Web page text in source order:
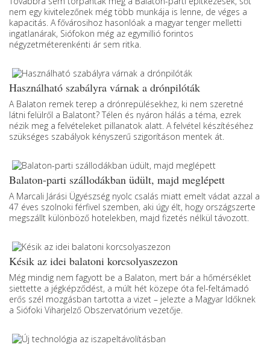
nem egy kivitelezőnek még több munkája is lenne, de véges a
kapacitás. A fővárosihoz hasonlóak a magyar tenger melletti
ingatlanárak, Siófokon még az egymillió forintos
négyzetméterenkénti ár sem ritka.
Használható szabályra várnak a drónpilóták
A Balaton remek terep a drónrepülésekhez, ki nem szeretné
látni felülről a Balatont? Télen és nyáron hálás a téma, ezrek
nézik meg a felvételeket pillanatok alatt. A felvétel készítéséhez
szükséges szabályok kényszerű szigorításon mentek át.
Balaton-parti szállodákban üdült, majd meglépett
A Marcali Járási Ügyészség nyolc csalás miatt emelt vádat azzal a
47 éves szolnoki férfivel szemben, aki úgy élt, hogy országszerte
megszállt különböző hotelekben, majd fizetés nélkül távozott.
Késik az idei balatoni korcsolyaszezon
Még mindig nem fagyott be a Balaton, mert bár a hőmérséklet
siettette a jégképződést, a múlt hét közepe óta fel-feltámadó
erős szél mozgásban tartotta a vizet – jelezte a Magyar Időknek
a Siófoki Viharjelző Obszervatórium vezetője.